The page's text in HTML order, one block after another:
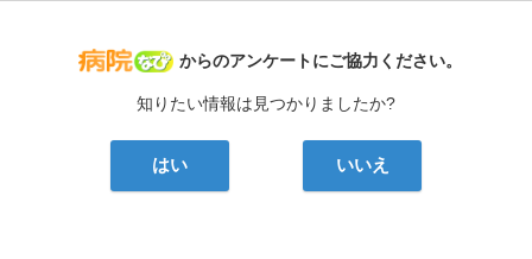
病院なび
からのアンケートにご協力ください。
知りたい情報は見つかりましたか?
はい いいえ